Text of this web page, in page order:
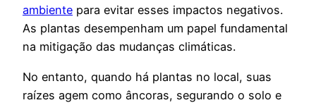
ambiente para evitar esses impactos negativos.
As plantas desempenham um papel fundamental
na mitigação das mudanças climáticas.
No entanto, quando há plantas no local, suas
raízes agem como âncoras, segurando o solo e